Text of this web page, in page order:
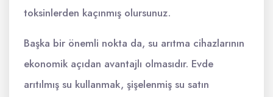
toksinlerden kaçınmış olursunuz.
Başka bir önemli nokta da, su arıtma cihazlarının
ekonomik açıdan avantajlı olmasıdır. Evde
arıtılmış su kullanmak, şişelenmiş su satın